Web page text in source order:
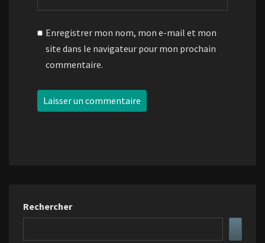
Enregistrer mon nom, mon e-mail et mon
site dans le navigateur pour mon prochain
commentaire.
Rechercher